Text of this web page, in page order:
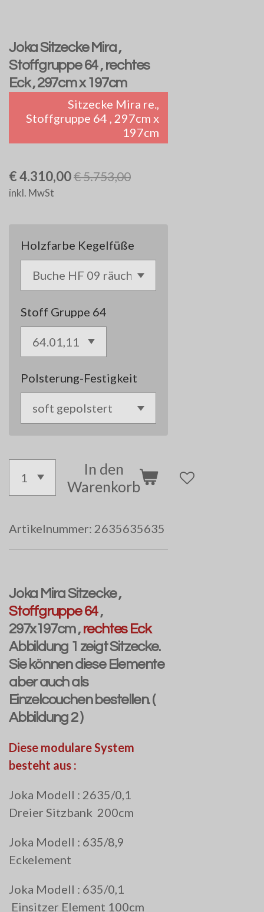
Joka Sitzecke Mira ,
Stoffgruppe 64 , rechtes
Eck , 297cm x 197cm
Sitzecke Mira re.,
Stoffgruppe 64 , 297cm x
197cm
€ 4.310,00€ 5.753,00
inkl. MwSt
Holzfarbe Kegelfüße
Stoff Gruppe 64
Polsterung-Festigkeit
In den
Warenkorb
Artikelnummer: 2635635635
Joka Mira Sitzecke ,
Stoffgruppe 64,
297x197cm , rechtes Eck
Abbildung 1 zeigt Sitzecke.
Sie können diese Elemente
aber auch als
Einzelcouchen bestellen. (
Abbildung 2 )
Diese modulare System
besteht aus :
Joka Modell : 2635/0,1
Dreier Sitzbank 200cm
Joka Modell : 635/8,9
Eckelement
Joka Modell : 635/0,1
Einsitzer Element 100cm